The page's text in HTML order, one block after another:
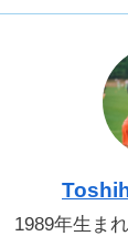
1989年生ま